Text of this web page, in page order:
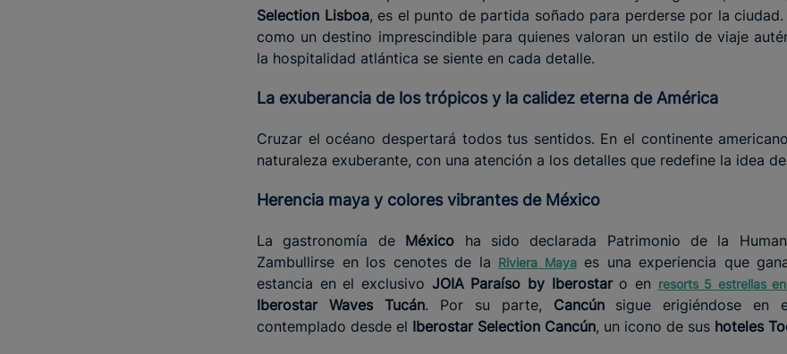
Selection Lisboa, es el punto de partida soñado para perderse por la
como un destino imprescindible para quienes valoran un estilo de viaje
la hospitalidad atlántica se siente en cada detalle.
La exuberancia de los trópicos y la calidez eterna de América
Cruzar el océano despertará todos tus sentidos. En el continente
naturaleza exuberante, con una atención a los detalles que redefine la idea
Herencia maya y colores vibrantes de México
La gastronomía de México ha sido declarada Patrimonio de la
Zambullirse en los cenotes de la Riviera Mayaes una experiencia que
estancia en el exclusivo JOIA Paraíso by Iberostaro en resorts 5 estrellas
Iberostar Waves Tucán. Por su parte, Cancúnsigue erigiéndose en
contemplado desde el Iberostar Selection Cancún, un icono de sus hoteles